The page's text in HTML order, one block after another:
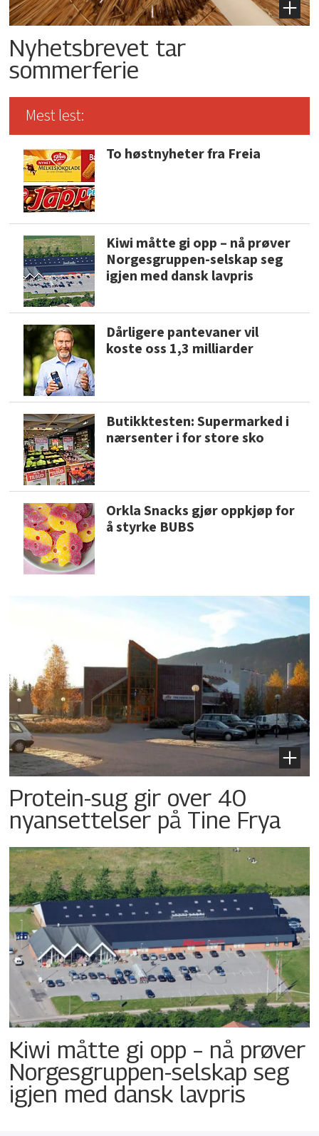
Nyhetsbrevet tar
sommerferie
Mest lest:
To høstnyheter fra Freia
Kiwi måtte gi opp – nå prøver
Norgesgruppen-selskap seg
igjen med dansk lavpris
Dårligere pantevaner vil
koste oss 1,3 milliarder
Butikktesten: Supermarked i
nærsenter i for store sko
Orkla Snacks gjør oppkjøp for
å styrke BUBS
Protein-sug gir over 40
nyansettelser på Tine Frya
Kiwi måtte gi opp – nå prøver
Norgesgruppen-selskap seg
igjen med dansk lavpris